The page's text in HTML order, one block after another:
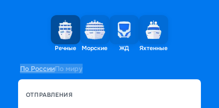
Речные Морские ЖД Яхтенные
По РоссииПо миру
ОТПРАВЛЕНИЯ